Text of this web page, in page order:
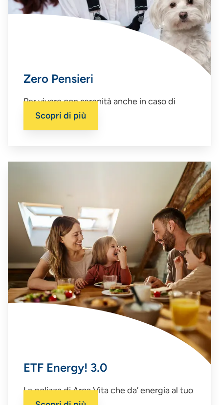
Zero Pensieri
Per vivere con serenità anche in caso di
imprevisto
Scopri di più
ETF Energy! 3.0
La polizza di Arca Vita che da’ energia al tuo